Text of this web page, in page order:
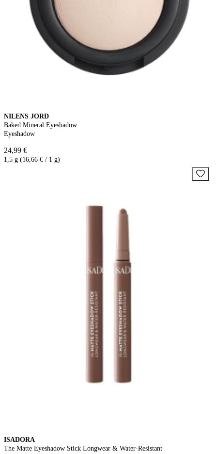
NILENS JORD
Baked Mineral Eyeshadow
Eyeshadow
24,99 €
1,5 g (16,66 € / 1 g)
ISADORA
The Matte Eyeshadow Stick Longwear & Water-Resistant